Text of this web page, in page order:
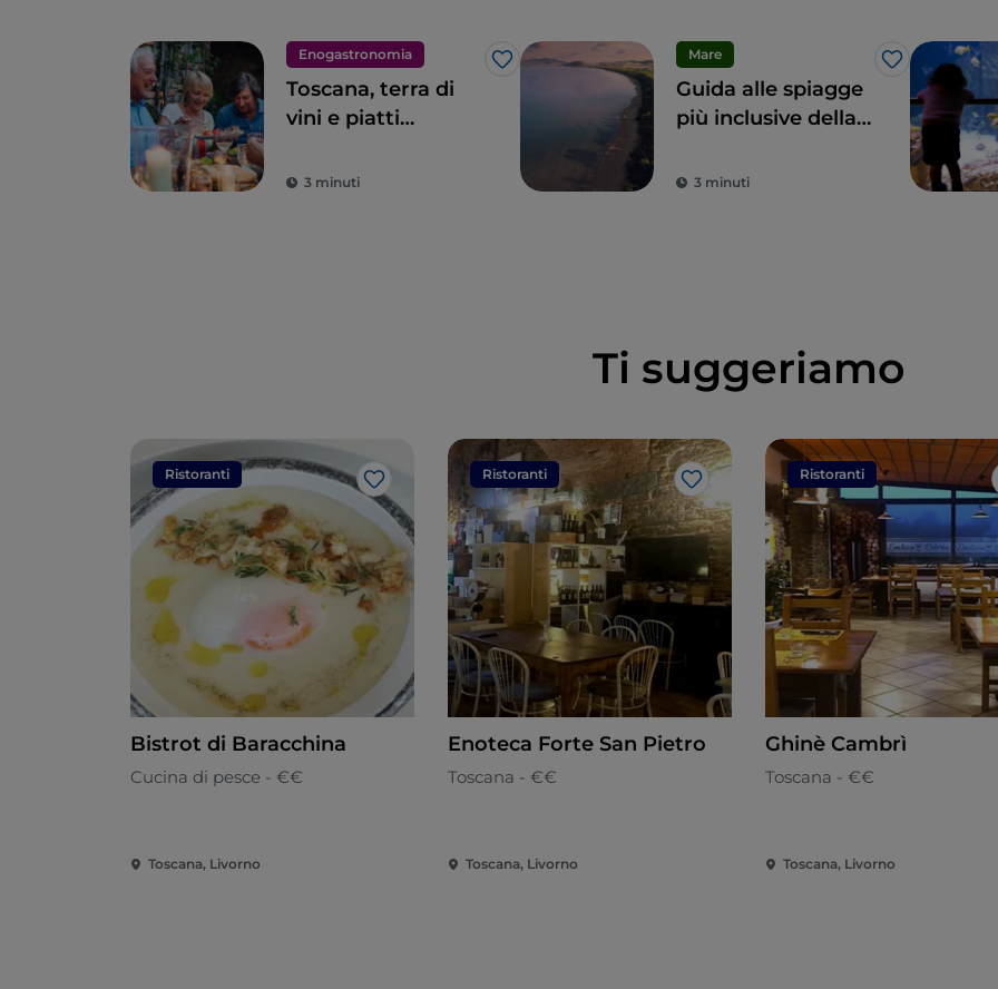
Enogastronomia
Like
Toscana, terra di
vini e piatti
3 minuti
Mare
Like
Guida alle spiagge
più inclusive della
un’estate italiana
3 minuti
Ti suggeriamo
Ristoranti
Like
Bistrot di Baracchina
Cucina di pesce - €€
Toscana, Livorno
Ristoranti
Like
Enoteca Forte San Pietro
Toscana - €€
Toscana, Livorno
Ristoranti
Ghinè Cambrì
Toscana - €€
Toscana, Livorno